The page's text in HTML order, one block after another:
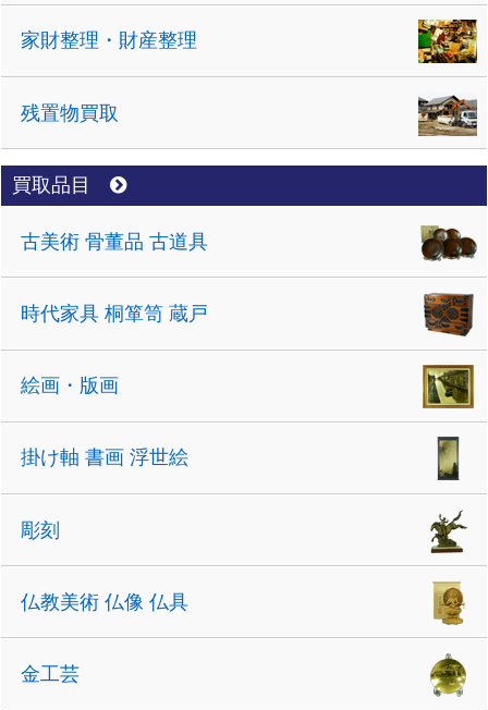
家財整理・財産整理
残置物買取
買取品目
古美術 骨董品 古道具
時代家具 桐箪笥 蔵戸
絵画・版画
掛け軸 書画 浮世絵
彫刻
仏教美術 仏像 仏具
金工芸